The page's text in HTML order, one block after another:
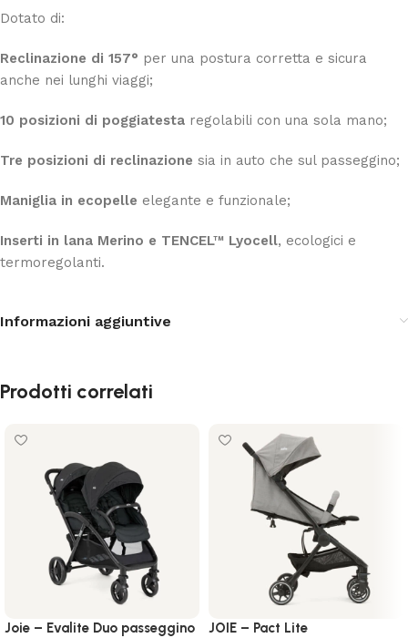
Dotato di:
Reclinazione di 157° per una postura corretta e sicura
anche nei lunghi viaggi;
10 posizioni di poggiatesta regolabili con una sola mano;
Tre posizioni di reclinazione sia in auto che sul passeggino;
Maniglia in ecopelle elegante e funzionale;
Inserti in lana Merino e TENCEL™ Lyocell, ecologici e
termoregolanti.
Informazioni aggiuntive
Prodotti correlati
Joie – Evalite Duo passeggino
JOIE – Pact Lite